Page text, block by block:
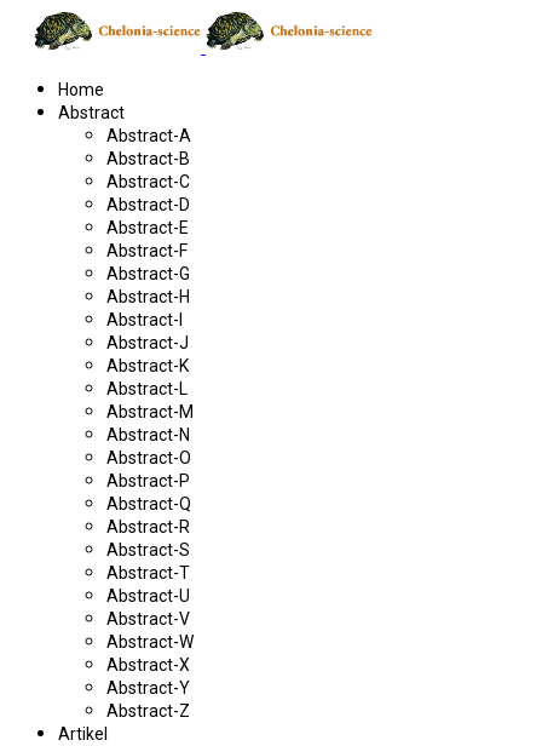
Home
Abstract
Abstract-A
Abstract-B
Abstract-C
Abstract-D
Abstract-E
Abstract-F
Abstract-G
Abstract-H
Abstract-I
Abstract-J
Abstract-K
Abstract-L
Abstract-M
Abstract-N
Abstract-O
Abstract-P
Abstract-Q
Abstract-R
Abstract-S
Abstract-T
Abstract-U
Abstract-V
Abstract-W
Abstract-X
Abstract-Y
Abstract-Z
Artikel